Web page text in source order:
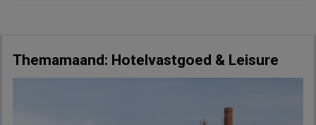
Themamaand: Hotelvastgoed & Leisure